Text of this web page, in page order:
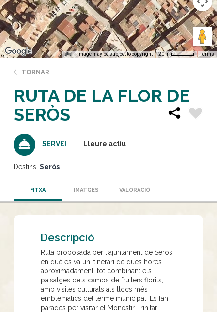
Image may be subject to copyright 20 m Terms
TORNAR
RUTA DE LA FLOR DE
SERÒS
SERVEI Lleure actiu
Destins: Seròs
FITXA IMATGES VALORACIÓ
Descripció
Ruta proposada per l'ajuntament de Seròs,
en què es va un itinerari de dues hores
aproximadament, tot combinant els
paisatges dels camps de fruiters florits,
amb visites culturals als llocs més
emblemàtics del terme municipal. Es fan
parades per visitar el Monestir Trinitari